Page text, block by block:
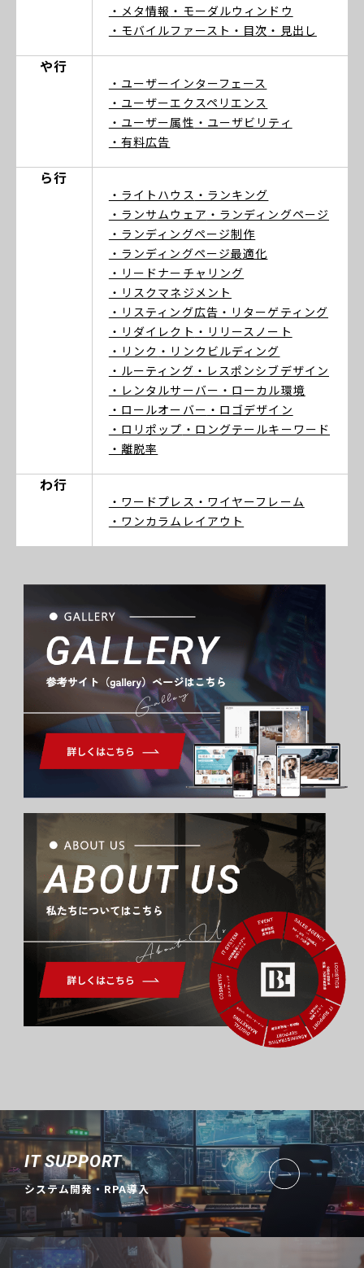
・メタ情報 ・モーダルウィンドウ
・モバイルファースト ・目次 ・見出し
や行
・ユーザーインターフェース
・ユーザーエクスペリエンス
・ユーザー属性 ・ユーザビリティ
・有料広告
ら行
・ライトハウス ・ランキング
・ランサムウェア ・ランディングページ
・ランディングページ制作
・ランディングページ最適化
・リードナーチャリング
・リスクマネジメント
・リスティング広告 ・リターゲティング
・リダイレクト ・リリースノート
・リンク ・リンクビルディング
・ルーティング ・レスポンシブデザイン
・レンタルサーバー ・ローカル環境
・ロールオーバー ・ロゴデザイン
・ロリポップ ・ロングテールキーワード
・離脱率
わ行
・ワードプレス ・ワイヤーフレーム
・ワンカラムレイアウト
Gallery
About Us
IT SUPPORT
システム開発・RPA導入